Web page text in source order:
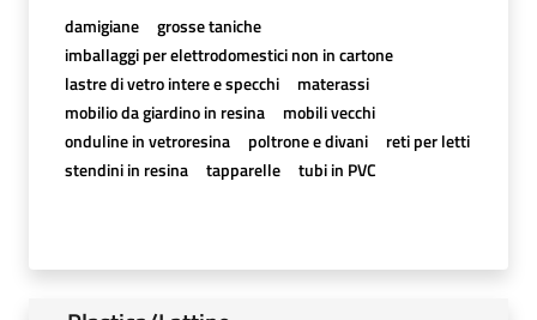
damigiane
grosse taniche
imballaggi per elettrodomestici non in cartone
lastre di vetro intere e specchi
materassi
mobilio da giardino in resina
mobili vecchi
onduline in vetroresina
poltrone e divani
reti per letti
stendini in resina
tapparelle tubi in PVC